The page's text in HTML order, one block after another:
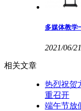
多媒体教学
2021/06/21
相关文章
热烈祝贺
重召开
端午节放